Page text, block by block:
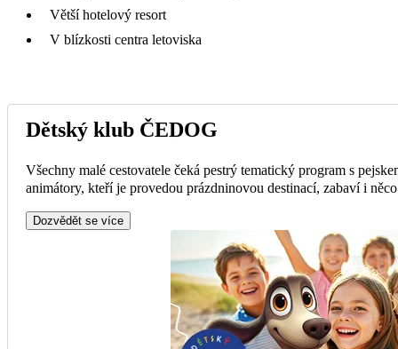
Větší hotelový resort
V blízkosti centra letoviska
Dětský klub ČEDOG
Všechny malé cestovatele čeká pestrý tematický program s
animátory, kteří je provedou prázdninovou destinací, zabaví i
Dozvědět se více